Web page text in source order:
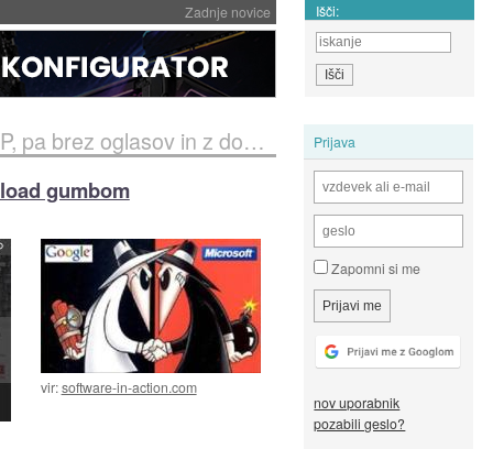
Zadnje novice Išči:
Prijava
Zapomni si me
nov uporabnik
pozabili geslo?
in z download gumbom
gumbom
vir:software-in-action.com